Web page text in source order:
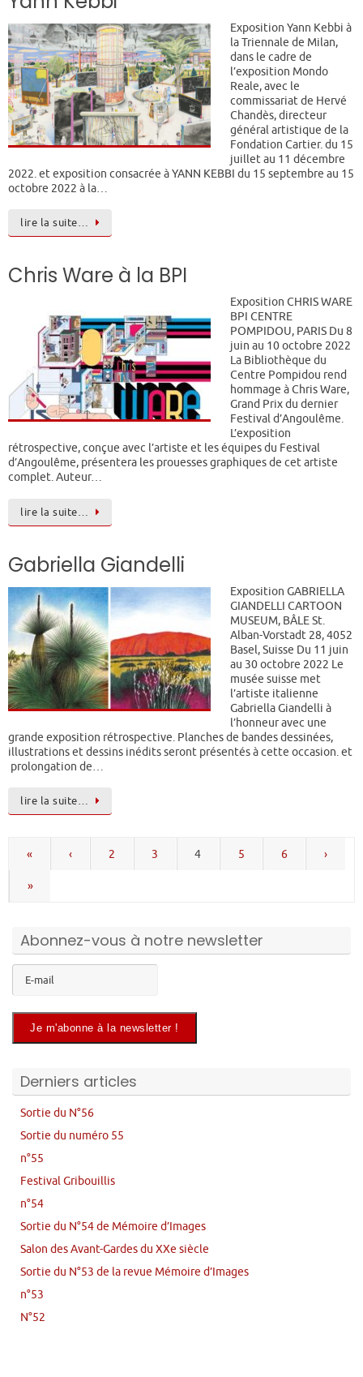
Exposition Yann Kebbi à
la Triennale de Milan,
dans le cadre de
l’exposition Mondo
Reale, avec le
commissariat de Hervé
Chandès, directeur
général artistique de la
Fondation Cartier. du 15
juillet au 11 décembre
2022. et exposition consacrée à YANN KEBBI du 15 septembre au 15
octobre 2022 à la…
lire la suite…
Chris Ware à la BPI
Exposition CHRIS WARE
BPI CENTRE
POMPIDOU, PARIS Du 8
juin au 10 octobre 2022
La Bibliothèque du
Centre Pompidou rend
hommage à Chris Ware,
Grand Prix du dernier
Festival d’Angoulême.
L’exposition
rétrospective, conçue avec l’artiste et les équipes du Festival
d’Angoulême, présentera les prouesses graphiques de cet artiste
complet. Auteur…
lire la suite…
Gabriella Giandelli
Exposition GABRIELLA
GIANDELLI CARTOON
MUSEUM, BÂLE St.
Alban-Vorstadt 28, 4052
Basel, Suisse Du 11 juin
au 30 octobre 2022 Le
musée suisse met
l’artiste italienne
Gabriella Giandelli à
l’honneur avec une
grande exposition rétrospective. Planches de bandes dessinées,
illustrations et dessins inédits seront présentés à cette occasion. et
prolongation de…
lire la suite…
« ‹ 2 3 4 5 6 ›
»
Abonnez-vous à notre newsletter
Derniers articles
Sortie du N°56
Sortie du numéro 55
n°55
Festival Gribouillis
n°54
Sortie du N°54 de Mémoire d’Images
Salon des Avant-Gardes du XXe siècle
Sortie du N°53 de la revue Mémoire d’Images
n°53
N°52